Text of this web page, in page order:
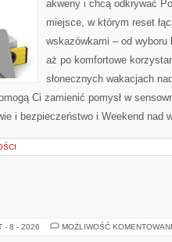
akweny i chcą odkrywać
miejsce, w którym reset
wskazówkami – od wyboru
aż po komfortowe
słonecznych wakacjach
Ci zamienić pomysł w
i bezpieczeństwo i Weekend nad
- 8 - 2026 MOŻLIWOŚĆ